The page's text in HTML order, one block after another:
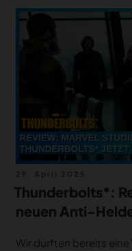
am
Thunderbolts*:
neuen Anti-
Wir durften bereits